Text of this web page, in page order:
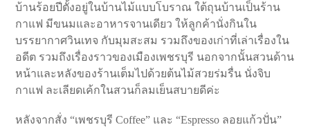
บ้านร้อยปีตั้งอยู่ในบ้านไม้แบบโบราณ ใต้ถุนบ้านเป็นร้าน
กาแฟ มีขนมและอาหารจานเดียว ให้ลูกค้านั่งกินใน
บรรยากาศวินเทจ กับมุมสะสม รวมถึงของเก่าที่เล่าเรื่องใน
อดีต รวมถึงเรื่องราวของเมืองเพชรบุรี นอกจากนั้นสวนด้าน
หน้าและหลังของร้านเต็มไปด้วยต้นไม้สวยร่มรื่น นั่งจิบ
กาแฟ ละเลียดเค้กในสวนก็ลมเย็นสบายดีค่ะ
หลังจากสั่ง “เพชรบุรี Coffee” และ “Espresso ลอยแก้วปั่น”